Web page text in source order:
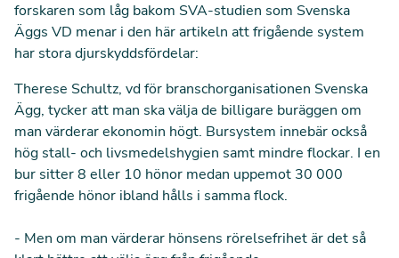
forskaren som låg bakom SVA-studien som Svenska
Äggs VD menar i den här artikeln att frigående system
har stora djurskyddsfördelar:
Therese Schultz, vd för branschorganisationen Svenska
Ägg, tycker att man ska välja de billigare buräggen om
man värderar ekonomin högt. Bursystem innebär också
hög stall- och livsmedelshygien samt mindre flockar. I en
bur sitter 8 eller 10 hönor medan uppemot 30 000
frigående hönor ibland hålls i samma flock.
- Men om man värderar hönsens rörelsefrihet är det så